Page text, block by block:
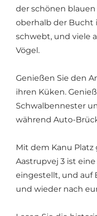
der schönen blauen
oberhalb der Bucht
schwebt, und viele
Vögel.
Genießen Sie den
ihren Küken.
Schwalbennester
während Auto-
Mit dem Kanu
Aastrupvej 3 ist
eingestellt, und auf
und wieder nach